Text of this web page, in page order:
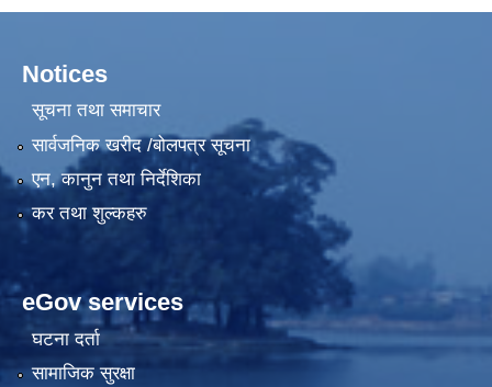
Notices
सूचना तथा समाचार
सार्वजनिक खरीद /बोलपत्र सूचना
एन, कानुन तथा निर्देशिका
कर तथा शुल्कहरु
eGov services
घटना दर्ता
सामाजिक सुरक्षा